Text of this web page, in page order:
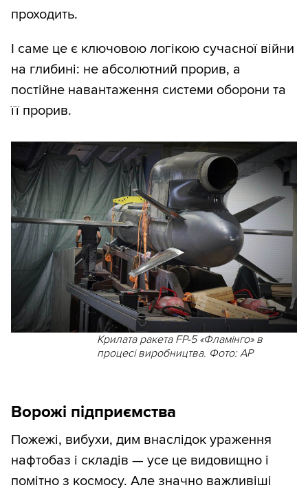
проходить.
І саме це є ключовою логікою сучасної війни
на глибині: не абсолютний прорив, а
постійне навантаження системи оборони та
її прорив.
Крилата ракета FP-5 «Фламінго» в
процесі виробництва. Фото: AP
Ворожі підприємства
Пожежі, вибухи, дим внаслідок ураження
нафтобаз і складів — усе це видовищно і
помітно з космосу. Але значно важливіші